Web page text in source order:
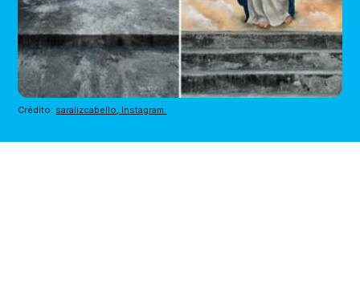
Crédito: saralizcabello, Instagram.